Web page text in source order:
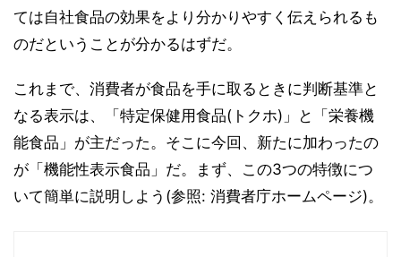
ては自社食品の効果をより分かりやすく伝えられるも
のだということが分かるはずだ。
これまで、消費者が食品を手に取るときに判断基準と
なる表示は、「特定保健用食品(トクホ)」と「栄養機
能食品」が主だった。そこに今回、新たに加わったの
が「機能性表示食品」だ。まず、この3つの特徴につ
いて簡単に説明しよう(参照: 消費者庁ホームページ)。